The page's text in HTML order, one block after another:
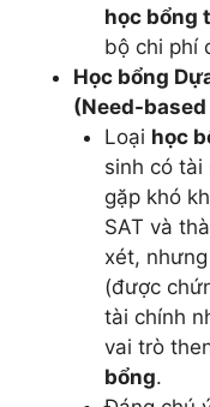
học bổng
bộ chi phí
Học bổng
(Need-
Loại học
sinh có tài
gặp khó
SAT và
xét,
(được
tài chính
vai trò
bổng.